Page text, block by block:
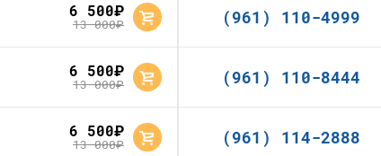
6 500руб.
13 000руб. (961) 110-4999
6 500руб.
13 000руб. (961) 110-8444
6 500руб.
13 000руб. (961) 114-2888